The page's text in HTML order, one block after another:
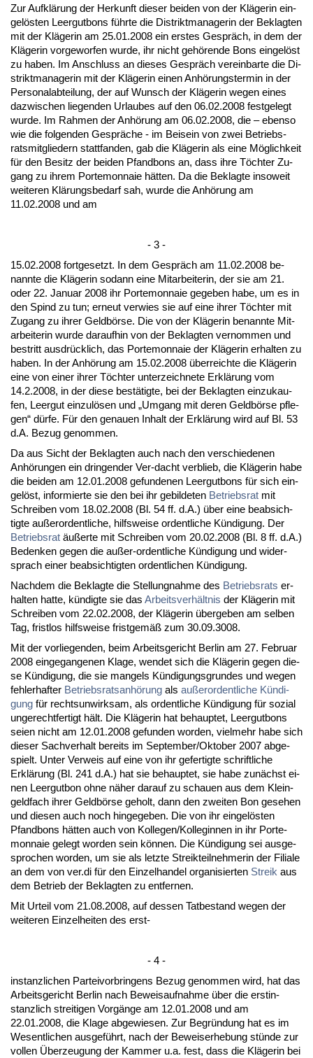
Zur Aufklärung der Her­kunft die­ser bei­den von der Kläge­rin ein­
gelösten Leer­gut­bons führ­te die Di­strikt­ma­na­ge­rin der Be­klag­ten
mit der Kläge­rin am 25.01.2008 ein ers­tes Gespräch, in dem der
Kläge­rin vor­ge­wor­fen wur­de, ihr nicht gehören­de Bons ein­gelöst
zu ha­ben. Im An­schluss an die­ses Gespräch ver­ein­bar­te die Di­
strikt­ma­na­ge­rin mit der Kläge­rin ei­nen Anhörungs­ter­min in der
Per­so­nal­ab­tei­lung, der auf Wunsch der Kläge­rin we­gen ei­nes
da­zwi­schen lie­gen­den Ur­lau­bes auf den 06.02.2008 fest­ge­legt
wur­de. Im Rah­men der Anhörung am 06.02.2008, die – eben­so
wie die fol­gen­den Gespräche - im Bei­sein von zwei Be­triebs­
rats­mit­glie­dern statt­fan­den, gab die Kläge­rin als ei­ne Möglich­keit
für den Be­sitz der bei­den Pfand­bons an, dass ih­re Töch­ter Zu­
gang zu ih­rem Porte­mon­naie hätten. Da die Be­klag­te in­so­weit
wei­te­ren Klärungs­be­darf sah, wur­de die Anhörung am
11.02.2008 und am
- 3 -
15.02.2008 fort­ge­setzt. In dem Gespräch am 11.02.2008 be­
nann­te die Kläge­rin so­dann ei­ne Mit­ar­bei­te­rin, der sie am 21.
oder 22. Ja­nu­ar 2008 ihr Porte­mon­naie ge­ge­ben ha­be, um es in
den Spind zu tun; er­neut ver­wies sie auf ei­ne ih­rer Töch­ter mit
Zu­gang zu ih­rer Geldbörse. Die von der Kläge­rin be­nann­te Mit­
ar­bei­te­rin wur­de dar­auf­hin von der Be­klag­ten ver­nom­men und
be­stritt aus­drück­lich, das Porte­mon­naie der Kläge­rin er­hal­ten zu
ha­ben. In der Anhörung am 15.02.2008 über­reich­te die Kläge­rin
ei­ne von ei­ner ih­rer Töch­ter un­ter­zeich­ne­te Erklärung vom
14.2.2008, in der die­se bestätig­te, bei der Be­klag­ten ein­zu­kau­
fen, Leer­gut ein­zulösen und „Um­gang mit de­ren Geldbörse pfle­
gen“ dürfe. Für den ge­nau­en In­halt der Erklärung wird auf Bl. 53
d.A. Be­zug ge­nom­men.
Da aus Sicht der Be­klag­ten auch nach den ver­schie­de­nen
Anhörun­gen ein drin­gen­der Ver-dacht ver­blieb, die Kläge­rin ha­be
die bei­den am 12.01.2008 ge­fun­de­nen Leer­gut­bons für sich ein­
gelöst, in­for­mier­te sie den bei ihr ge­bil­de­ten Be­triebs­rat mit
Schrei­ben vom 18.02.2008 (Bl. 54 ff. d.A.) über ei­ne be­ab­sich­
tig­te außer­or­dent­li­che, hilfs­wei­se or­dent­li­che Kündi­gung. Der
Be­triebs­rat äußer­te mit Schrei­ben vom 20.02.2008 (Bl. 8 ff. d.A.)
Be­den­ken ge­gen die außer-or­dent­li­che Kündi­gung und wi­der­
sprach ei­ner be­ab­sich­tig­ten or­dent­li­chen Kündi­gung.
Nach­dem die Be­klag­te die Stel­lung­nah­me des Be­triebs­rats er­
hal­ten hat­te, kündig­te sie das Ar­beits­verhält­nis der Kläge­rin mit
Schrei­ben vom 22.02.2008, der Kläge­rin über­ge­ben am sel­ben
Tag, frist­los hilfs­wei­se frist­gemäß zum 30.09.3008.
Mit der vor­lie­gen­den, beim Ar­beits­ge­richt Ber­lin am 27. Fe­bru­ar
2008 ein­ge­gan­ge­nen Kla­ge, wen­det sich die Kläge­rin ge­gen die­
se Kündi­gung, die sie man­gels Kündi­gungs­grun­des und we­gen
feh­ler­haf­ter Be­triebs­rats­anhörung als außer­or­dent­li­che Kündi­
gung für rechts­un­wirk­sam, als or­dent­li­che Kündi­gung für so­zi­al
un­ge­recht­fer­tigt hält. Die Kläge­rin hat be­haup­tet, Leer­gut­bons
sei­en nicht am 12.01.2008 ge­fun­den wor­den, viel­mehr ha­be sich
die­ser Sach­ver­halt be­reits im Sep­tem­ber/Ok­to­ber 2007 ab­ge­
spielt. Un­ter Ver­weis auf ei­ne von ihr ge­fer­tig­te schrift­li­che
Erklärung (Bl. 241 d.A.) hat sie be­haup­tet, sie ha­be zunächst ei­
nen Leer­gut­bon oh­ne näher dar­auf zu schau­en aus dem Klein­
geld­fach ih­rer Geldbörse ge­holt, dann den zwei­ten Bon ge­se­hen
und die­sen auch noch hin­ge­ge­ben. Die von ihr ein­gelösten
Pfand­bons hätten auch von Kol­le­gen/Kol­le­gin­nen in ihr Porte­
mon­naie ge­legt wor­den sein können. Die Kündi­gung sei aus­ge­
spro­chen wor­den, um sie als letz­te Streik­teil­neh­me­rin der Fi­lia­le
an dem von ver.di für den Ein­zel­han­del or­ga­ni­sier­ten Streik aus
dem Be­trieb der Be­klag­ten zu ent­fer­nen.
Mit Ur­teil vom 21.08.2008, auf des­sen Tat­be­stand we­gen der
wei­te­ren Ein­zel­hei­ten des erst-
- 4 -
in­stanz­li­chen Par­tei­vor­brin­gens Be­zug ge­nom­men wird, hat das
Ar­beits­ge­richt Ber­lin nach Be­weis­auf­nah­me über die erst­in­
stanz­lich strei­ti­gen Vorgänge am 12.01.2008 und am
22.01.2008, die Kla­ge ab­ge­wie­sen. Zur Be­gründung hat es im
We­sent­li­chen aus­geführt, nach der Be­weis­er­he­bung stünde zur
vol­len Über­zeu­gung der Kam­mer u.a. fest, dass die Kläge­rin bei